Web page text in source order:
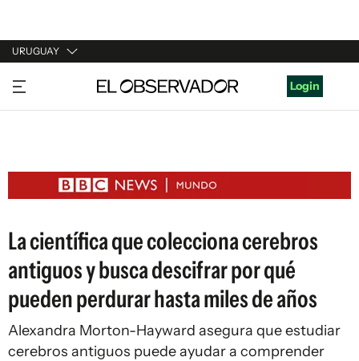
URUGUAY
URUGUAY
ARGENTINA
ESTADOS UNIDOS
Login
La científica que colecciona cerebros
antiguos y busca descifrar por qué
pueden perdurar hasta miles de años
Alexandra Morton-Hayward asegura que estudiar
cerebros antiguos puede ayudar a comprender